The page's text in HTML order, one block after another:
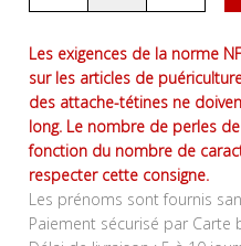
Les exigences de la norme
sur les articles de
des attache-tétines ne
long. Le nombre de perles
fonction du nombre de
respecter cette consigne.
Les prénoms sont fournis
Paiement sécurisé par Carte